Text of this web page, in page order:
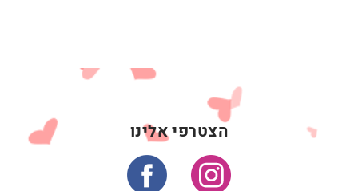
הצטרפי אלינו